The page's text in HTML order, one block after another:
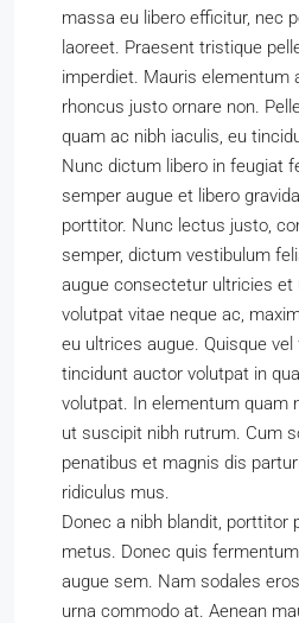
massa eu libero efficitur, nec
laoreet. Praesent tristique
imperdiet. Mauris elementum
rhoncus justo ornare non.
quam ac nibh iaculis, eu
Nunc dictum libero in feugiat
semper augue et libero
porttitor. Nunc lectus justo,
semper, dictum vestibulum
augue consectetur ultricies et
volutpat vitae neque ac,
eu ultrices augue. Quisque
tincidunt auctor volutpat in
volutpat. In elementum quam
ut suscipit nibh rutrum. Cum
penatibus et magnis dis
ridiculus mus.
Donec a nibh blandit, porttitor
metus. Donec quis
augue sem. Nam sodales
urna commodo at. Aenean